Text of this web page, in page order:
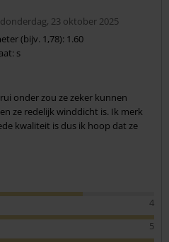
23 oktober 2025
(bijv. 1,78): 1.60
s
onder zou ze zeker kunnen
ze redelijk winddicht is. Ik merk
kwaliteit is dus ik hoop dat ze
4
5